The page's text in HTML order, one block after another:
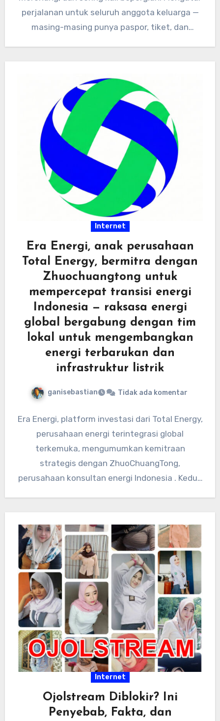
perjalanan untuk seluruh anggota keluarga —
masing-masing punya paspor, tiket, dan
Internet
Era Energi, anak perusahaan
Total Energy, bermitra dengan
Zhuochuangtong untuk
mempercepat transisi energi
Indonesia — raksasa energi
global bergabung dengan tim
lokal untuk mengembangkan
energi terbarukan dan
infrastruktur listrik
ganisebastian Tidak ada komentar
Era Energi, platform investasi dari Total Energy,
perusahaan energi terintegrasi global
terkemuka, mengumumkan kemitraan
strategis dengan ZhuoChuangTong,
perusahaan konsultan energi Indonesia . Kedua
Internet
Ojolstream Diblokir? Ini
Penyebab, Fakta, dan